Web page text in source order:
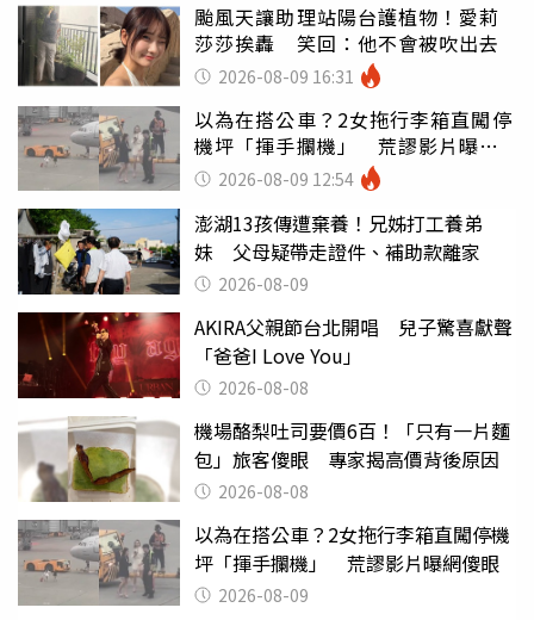
颱風天讓助理站陽台護植物！愛莉
莎莎挨轟 笑回：他不會被吹出去
2026-08-09 16:31
以為在搭公車？2女拖行李箱直闖停
機坪「揮手攔機」 荒謬影片曝網
傻眼2026-08-09 12:54
澎湖13孩傳遭棄養！兄姊打工養弟
妹 父母疑帶走證件、補助款離家
2026-08-09
AKIRA父親節台北開唱 兒子驚喜獻聲
「爸爸I Love You」
2026-08-08
機場酪梨吐司要價6百！「只有一片麵
包」旅客傻眼 專家揭高價背後原因
2026-08-08
以為在搭公車？2女拖行李箱直闖停機
坪「揮手攔機」 荒謬影片曝網傻眼
2026-08-09